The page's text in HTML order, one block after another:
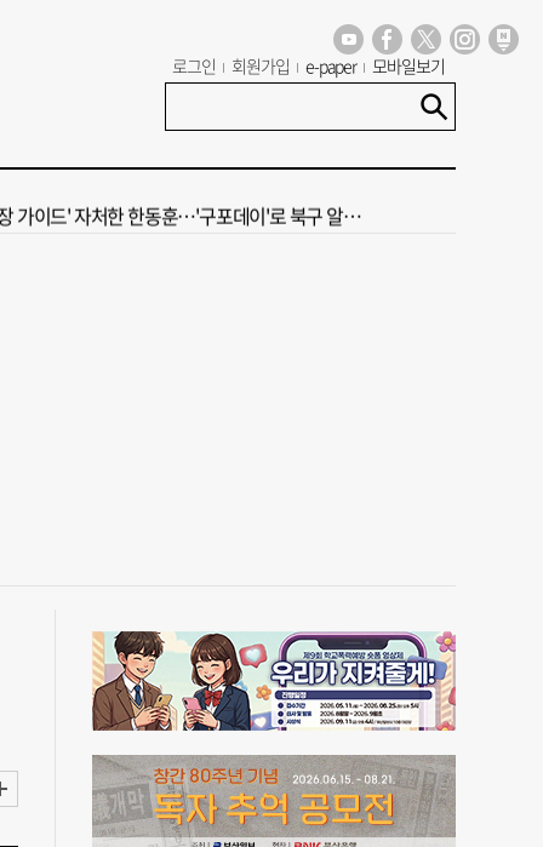
로그인 회원가입 e-paper 모바일보기
호 태풍 돌핀 경로, 내주 중국 상륙…'불가마 더위' 언제까지
오늘의 운세] 8월 5일(음 6월 23일)
가이드' 자처한 한동훈…'구포데이'로 북구 알리기 총력